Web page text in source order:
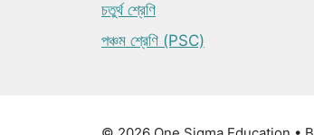
চতুর্থ শ্রেণি
পঞ্চম শ্রেণি (PSC)